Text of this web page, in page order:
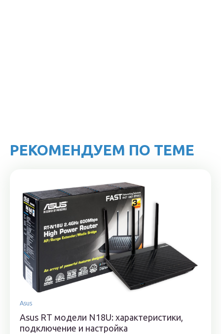
РЕКОМЕНДУЕМ ПО ТЕМЕ
Asus
Asus RT модели N18U: характеристики,
подключение и настройка